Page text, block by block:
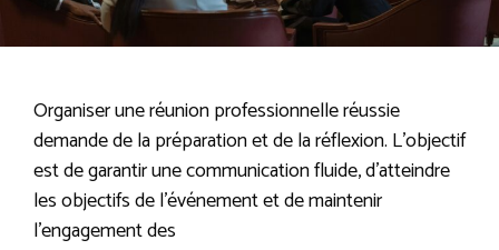
Organiser une réunion professionnelle réussie
demande de la préparation et de la réflexion. L’objectif
est de garantir une communication fluide, d’atteindre
les objectifs de l’événement et de maintenir
l’engagement des